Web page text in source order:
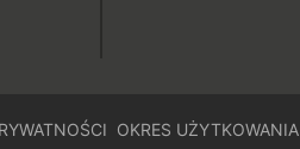
OKRES UŻYTKOWANIA